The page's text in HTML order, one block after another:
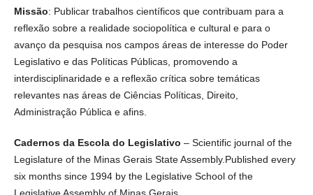
Missão: Publicar trabalhos científicos que contribuam para a
reflexão sobre a realidade sociopolítica e cultural e para o
avanço da pesquisa nos campos áreas de interesse do Poder
Legislativo e das Políticas Públicas, promovendo a
interdisciplinaridade e a reflexão crítica sobre temáticas
relevantes nas áreas de Ciências Políticas, Direito,
Administração Pública e afins.
Cadernos da Escola do Legislativo – Scientific journal of the
Legislature of the Minas Gerais State Assembly.Published every
six months since 1994 by the Legislative School of the